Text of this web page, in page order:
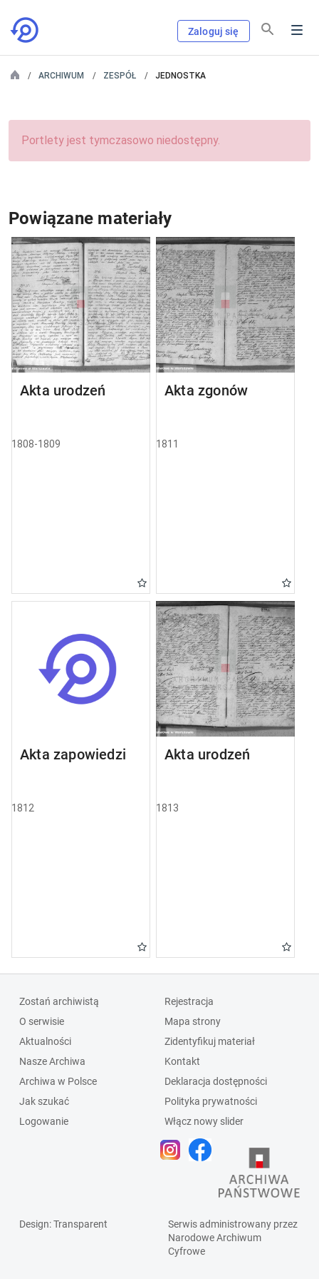
Zaloguj się
ARCHIWUM ZESPÓŁ JEDNOSTKA
Portlety jest tymczasowo niedostępny.
Powiązane materiały
Akta urodzeń
1808-1809
Akta zgonów
1811
Akta zapowiedzi
1812
Akta urodzeń
1813
Zostań archiwistą
O serwisie
Aktualności
Nasze Archiwa
Archiwa w Polsce
Jak szukać
Logowanie
Rejestracja
Mapa strony
Zidentyfikuj materiał
Kontakt
Deklaracja dostępności
Polityka prywatności
Włącz nowy slider
Design: Transparent
Serwis administrowany przez
Narodowe Archiwum
Cyfrowe